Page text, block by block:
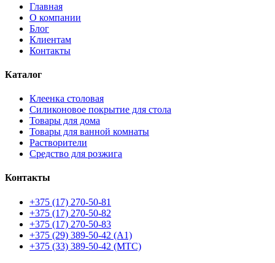
Главная
О компании
Блог
Клиентам
Контакты
Каталог
Клеенка столовая
Силиконовое покрытие для стола
Товары для дома
Товары для ванной комнаты
Растворители
Средство для розжига
Контакты
+375 (17) 270-50-81
+375 (17) 270-50-82
+375 (17) 270-50-83
+375 (29) 389-50-42 (А1)
+375 (33) 389-50-42 (МТС)